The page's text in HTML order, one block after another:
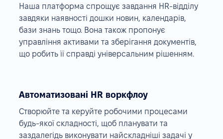
Наша платформа спрощує завдання HR-відділу
завдяки наявності дошки новин, календарів,
бази знань тощо. Вона також пропонує
управління активами та зберігання документів,
що робить її справді універсальним рішенням.
Автоматизовані HR воркфлоу
Створюйте та керуйте робочими процесами
будь-якої складності, щоб планувати та
заздалегідь виконувати найскладніші задачі у